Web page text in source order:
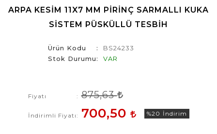
ARPA KESIM 11X7 MM PIRINÇ SARMALLI KUKA
SISTEM PÜSKÜLLÜ TESBIH
Ürün Kodu
BS24233
Stok Durumu
VAR
Fiyatı 875,63
İndirimli Fiyatı 700,50 %20 İndirim